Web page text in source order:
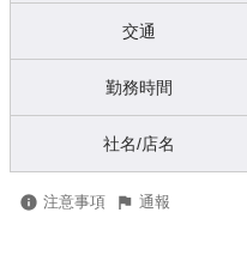
交通
勤務時間
社名/店名
注意事項 通報